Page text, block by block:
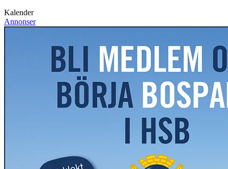
Kalender
Annonser